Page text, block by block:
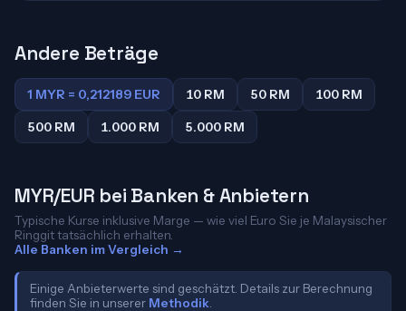
Andere Beträge
1 MYR = 0,212189 EUR 10 RM 50 RM
100 RM
500 RM
1.000 RM 5.000 RM
MYR/EUR bei Banken & Anbietern
Typische Kurse inklusive Marge — wie viel Euro Sie je Malaysischer
Ringgit tatsächlich erhalten.
Alle Banken im Vergleich →
Einige Anbieterwerte sind geschätzt. Details zur Berechnung
finden Sie in unserer Methodik